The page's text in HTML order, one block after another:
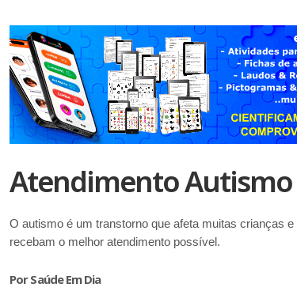
Atendimento Autismo
O autismo é um transtorno que afeta muitas crianças
recebam o melhor atendimento possível.
Por Saúde Em Dia